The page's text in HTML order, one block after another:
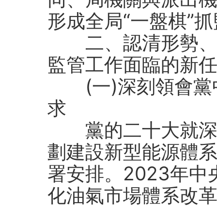
形成全局“一盤棋”
二、認清形勢
監管工作面臨的新
(一)深刻領會黨
求
黨的二十大就深
劃建設新型能源體
署安排。2023年中
化油氣市場體系改